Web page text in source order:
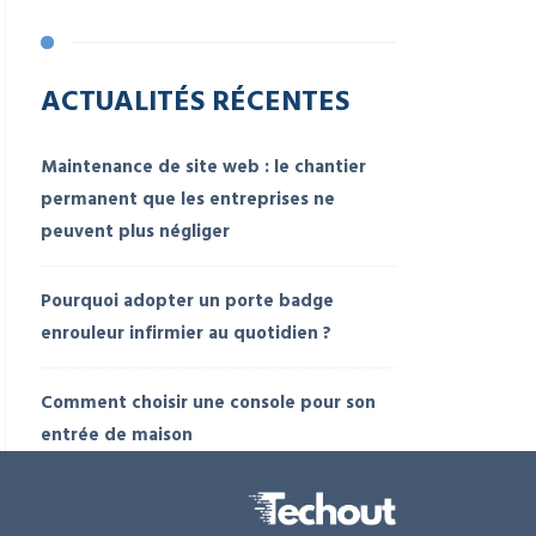
ACTUALITÉS RÉCENTES
Maintenance de site web : le chantier
permanent que les entreprises ne
peuvent plus négliger
Pourquoi adopter un porte badge
enrouleur infirmier au quotidien ?
Comment choisir une console pour son
entrée de maison